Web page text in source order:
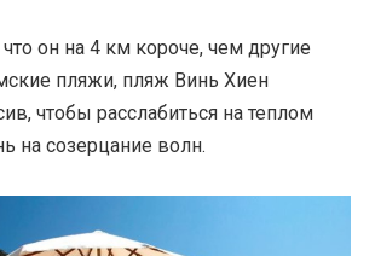
он на 4 км короче, чем другие
пляжи, пляж Винь Хиен
чтобы расслабиться на теплом
на созерцание волн.